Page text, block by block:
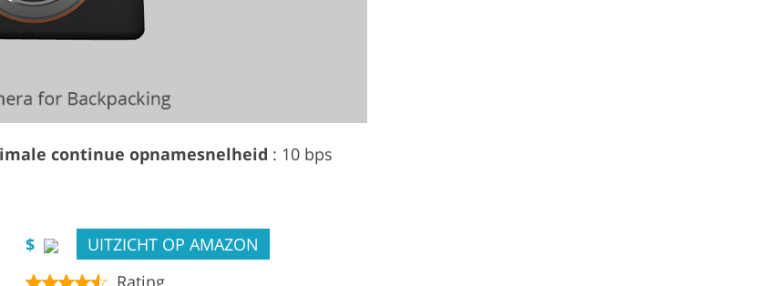
continue opnamesnelheid : 10 bps
$
UITZICHT OP AMAZON
Rating